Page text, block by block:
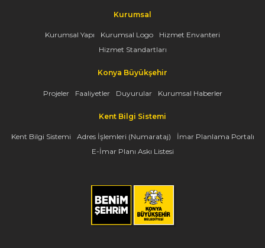
Kurumsal
Kurumsal Yapı Kurumsal Logo
Hizmet Envanteri
Hizmet Standartları
Konya Büyükşehir
Projeler Faaliyetler Duyurular Kurumsal Haberler
Kent Bilgi Sistemi
Kent Bilgi Sistemi Adres İşlemleri (Numarataj)
İmar Planlama Portalı
E-İmar Planı Askı Listesi